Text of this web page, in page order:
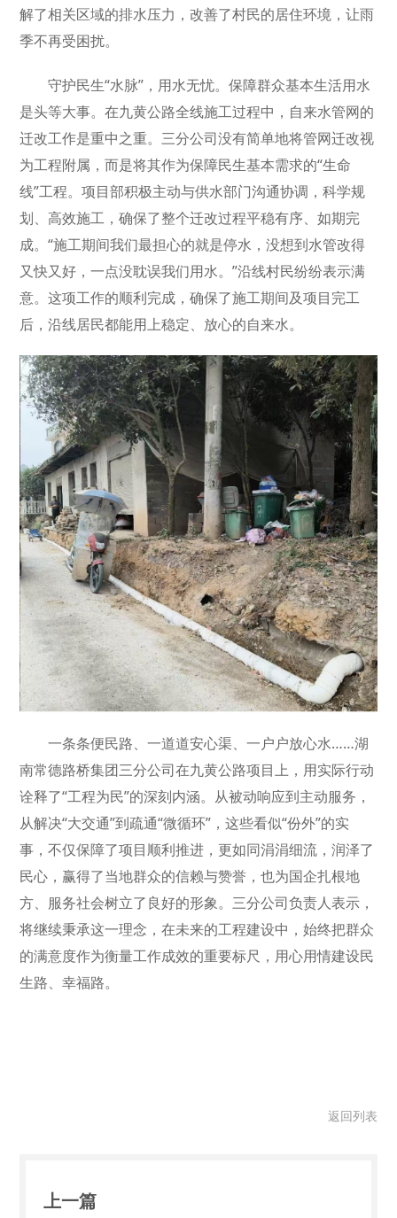
解了相关区域的排水压力，改善了村民的居住环境，让雨
季不再受困扰。
守护民生“水脉”，用水无忧。保障群众基本生活用水
是头等大事。在九黄公路全线施工过程中，自来水管网的
迁改工作是重中之重。三分公司没有简单地将管网迁改视
为工程附属，而是将其作为保障民生基本需求的“生命
线”工程。项目部积极主动与供水部门沟通协调，科学规
划、高效施工，确保了整个迁改过程平稳有序、如期完
成。“施工期间我们最担心的就是停水，没想到水管改得
又快又好，一点没耽误我们用水。”沿线村民纷纷表示满
意。这项工作的顺利完成，确保了施工期间及项目完工
后，沿线居民都能用上稳定、放心的自来水。
一条条便民路、一道道安心渠、一户户放心水……湖
南常德路桥集团三分公司在九黄公路项目上，用实际行动
诠释了“工程为民”的深刻内涵。从被动响应到主动服务，
从解决“大交通”到疏通“微循环”，这些看似“份外”的实
事，不仅保障了项目顺利推进，更如同涓涓细流，润泽了
民心，赢得了当地群众的信赖与赞誉，也为国企扎根地
方、服务社会树立了良好的形象。三分公司负责人表示，
将继续秉承这一理念，在未来的工程建设中，始终把群众
的满意度作为衡量工作成效的重要标尺，用心用情建设民
生路、幸福路。
返回列表
上一篇